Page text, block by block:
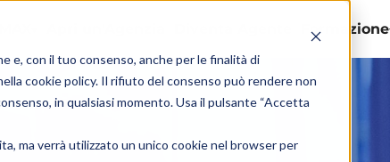
e, con il tuo consenso, anche per le finalità di
cookie policy. Il rifiuto del consenso può rendere non
in qualsiasi momento. Usa il pulsante “Accetta
ma verrà utilizzato un unico cookie nel browser per
Formazione